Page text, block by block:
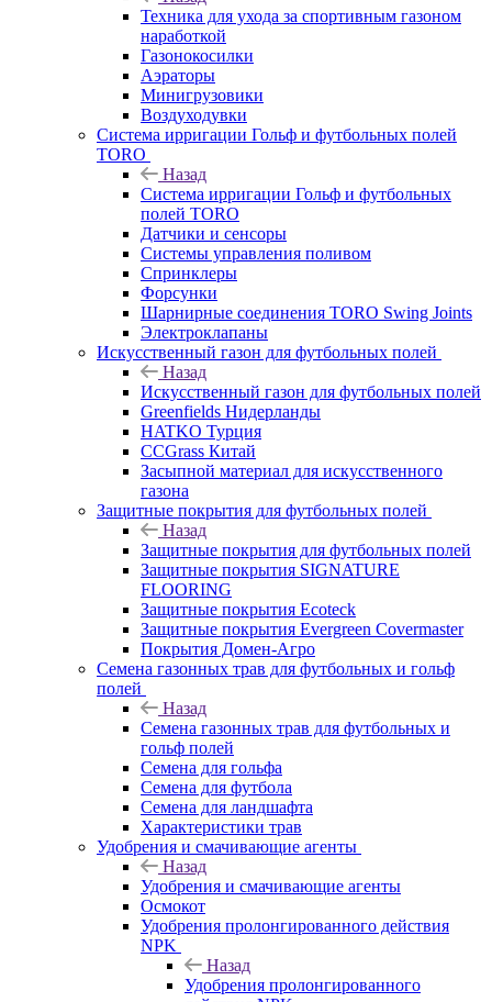
Техника для ухода за спортивным газоном
наработкой
Газонокосилки
Аэраторы
Минигрузовики
Воздуходувки
Система ирригации Гольф и футбольных полей
TORO
Назад
Система ирригации Гольф и футбольных
полей TORO
Датчики и сенсоры
Системы управления поливом
Спринклеры
Форсунки
Шарнирные соединения TORO Swing Joints
Электроклапаны
Искусственный газон для футбольных полей
Назад
Искусственный газон для футбольных полей
Greenfields Нидерланды
HATKO Турция
CCGrass Китай
Засыпной материал для искусственного
газона
Защитные покрытия для футбольных полей
Назад
Защитные покрытия для футбольных полей
Защитные покрытия SIGNATURE
FLOORING
Защитные покрытия Ecoteck
Защитные покрытия Evergreen Covermaster
Покрытия Домен-Агро
Семена газонных трав для футбольных и гольф
полей
Назад
Семена газонных трав для футбольных и
гольф полей
Семена для гольфа
Семена для футбола
Семена для ландшафта
Характеристики трав
Удобрения и смачивающие агенты
Назад
Удобрения и смачивающие агенты
Осмокот
Удобрения пролонгированного действия
NPK
Назад
Удобрения пролонгированного